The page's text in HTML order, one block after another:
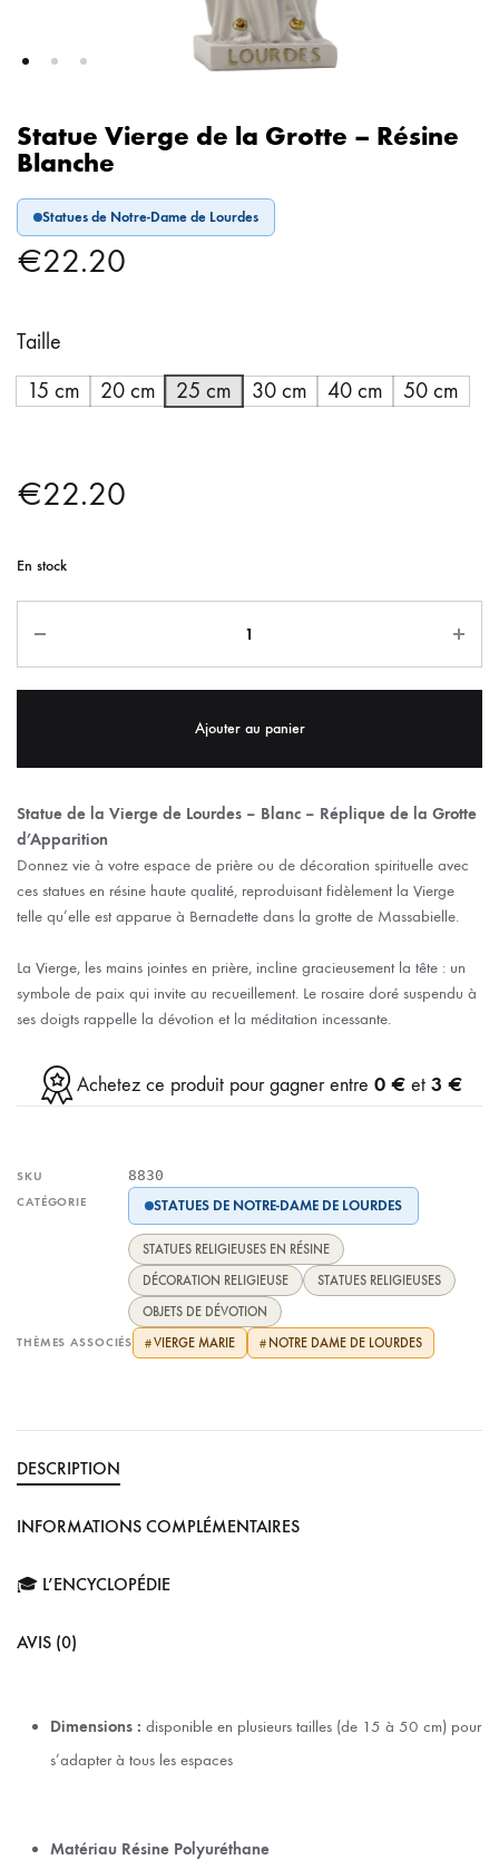
Statue Vierge de la Grotte – Résine
Blanche
Statues de Notre-Dame de Lourdes
€22.20
Taille
15 cm
20 cm 25 cm 30 cm 40 cm 50 cm
€22.20
En stock
Ajouter au panier
Statue de la Vierge de Lourdes – Blanc – Réplique de la Grotte
d’Apparition
Donnez vie à votre espace de prière ou de décoration spirituelle avec
ces statues en résine haute qualité, reproduisant fidèlement la Vierge
telle qu’elle est apparue à Bernadette dans la grotte de Massabielle.
La Vierge, les mains jointes en prière, incline gracieusement la tête : un
symbole de paix qui invite au recueillement. Le rosaire doré suspendu à
ses doigts rappelle la dévotion et la méditation incessante.
Achetez ce produit pour gagner entre 0 € et 3 €
SKU 8830
CATÉGORIE STATUES DE NOTRE-DAME DE LOURDES
STATUES RELIGIEUSES EN RÉSINE
DÉCORATION RELIGIEUSE
STATUES RELIGIEUSES
OBJETS DE DÉVOTION
THÈMES ASSOCIÉS #VIERGE MARIE # NOTRE DAME DE LOURDES
DESCRIPTION
INFORMATIONS COMPLÉMENTAIRES
🎓 L’ENCYCLOPÉDIE
AVIS (0)
Dimensions : disponible en plusieurs tailles (de 15 à 50 cm) pour
s’adapter à tous les espaces
Matériau Résine Polyuréthane